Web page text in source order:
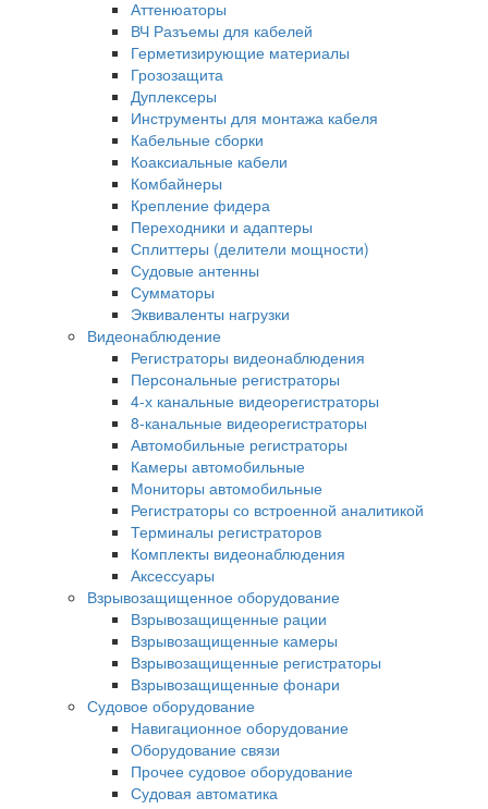
Аттенюаторы
ВЧ Разъемы для кабелей
Герметизирующие материалы
Грозозащита
Дуплексеры
Инструменты для монтажа кабеля
Кабельные сборки
Коаксиальные кабели
Комбайнеры
Крепление фидера
Переходники и адаптеры
Сплиттеры (делители мощности)
Судовые антенны
Сумматоры
Эквиваленты нагрузки
Видеонаблюдение
Регистраторы видеонаблюдения
Персональные регистраторы
4-х канальные видеорегистраторы
8-канальные видеорегистраторы
Автомобильные регистраторы
Камеры автомобильные
Мониторы автомобильные
Регистраторы со встроенной аналитикой
Терминалы регистраторов
Комплекты видеонаблюдения
Аксессуары
Взрывозащищенное оборудование
Взрывозащищенные рации
Взрывозащищенные камеры
Взрывозащищенные регистраторы
Взрывозащищенные фонари
Судовое оборудование
Навигационное оборудование
Оборудование связи
Прочее судовое оборудование
Судовая автоматика